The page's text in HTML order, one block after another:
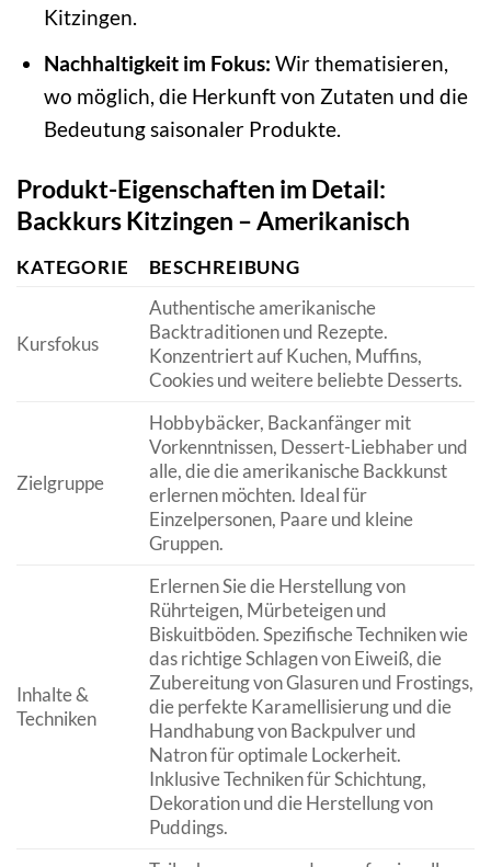
Kitzingen.
Nachhaltigkeit im Fokus: Wir thematisieren,
wo möglich, die Herkunft von Zutaten und die
Bedeutung saisonaler Produkte.
Produkt-Eigenschaften im Detail:
Backkurs Kitzingen – Amerikanisch
KATEGORIE BESCHREIBUNG
Kursfokus
Authentische amerikanische
Backtraditionen und Rezepte.
Konzentriert auf Kuchen, Muffins,
Cookies und weitere beliebte Desserts.
Zielgruppe
Hobbybäcker, Backanfänger mit
Vorkenntnissen, Dessert-Liebhaber und
alle, die die amerikanische Backkunst
erlernen möchten. Ideal für
Einzelpersonen, Paare und kleine
Gruppen.
Inhalte &
Techniken
Erlernen Sie die Herstellung von
Rührteigen, Mürbeteigen und
Biskuitböden. Spezifische Techniken wie
das richtige Schlagen von Eiweiß, die
Zubereitung von Glasuren und Frostings,
die perfekte Karamellisierung und die
Handhabung von Backpulver und
Natron für optimale Lockerheit.
Inklusive Techniken für Schichtung,
Dekoration und die Herstellung von
Puddings.